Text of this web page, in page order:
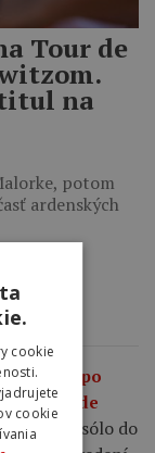
Tour de
na
potom
ardenských
dresu po
Tour de
sólo do
cookie
cookie